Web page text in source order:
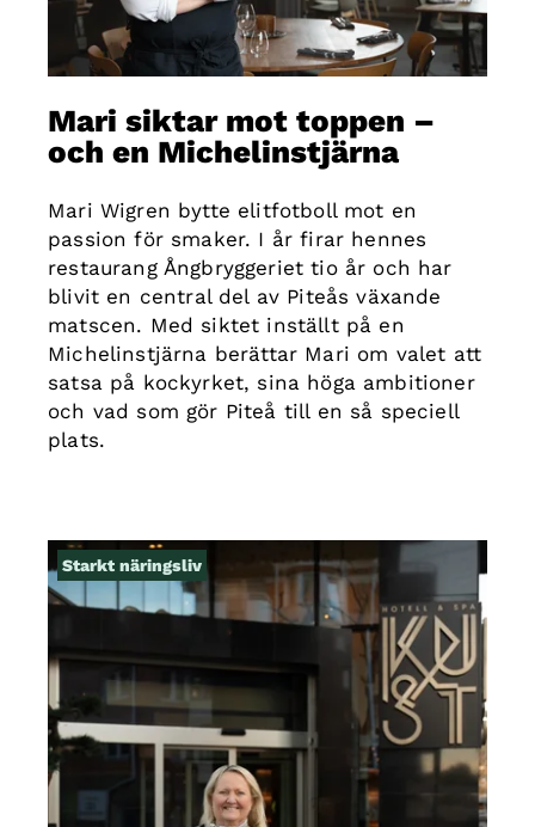
Mari siktar mot toppen –
och en Michelinstjärna
Mari Wigren bytte elitfotboll mot en
passion för smaker. I år firar hennes
restaurang Ångbryggeriet tio år och har
blivit en central del av Piteås växande
matscen. Med siktet inställt på en
Michelinstjärna berättar Mari om valet att
satsa på kockyrket, sina höga ambitioner
och vad som gör Piteå till en så speciell
plats.
Starkt näringsliv